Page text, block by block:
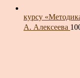
курсу
А. Алексеева